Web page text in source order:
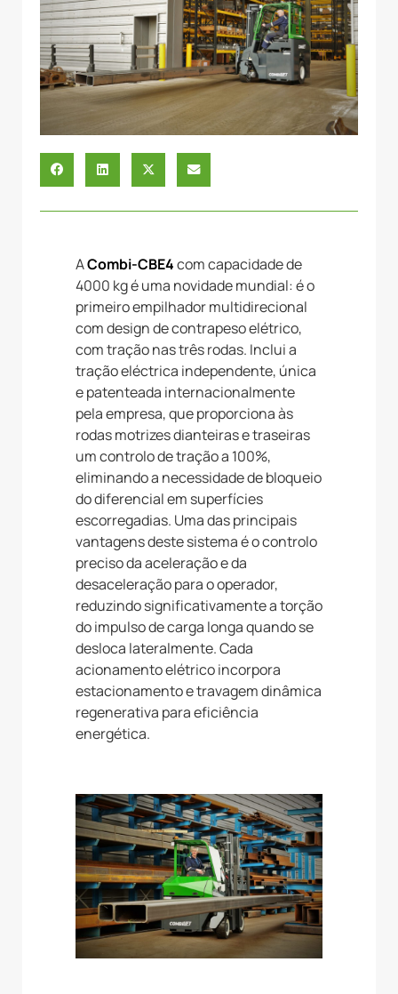
ACombi-CBE4com capacidade de
4000 kg é uma novidade mundial: é o
primeiro empilhador multidirecional
com design de contrapeso elétrico,
com tração nas três rodas. Inclui a
tração eléctrica independente, única
e patenteada internacionalmente
pela empresa, que proporciona às
rodas motrizes dianteiras e traseiras
um controlo de tração a 100%,
eliminando a necessidade de bloqueio
do diferencial em superfícies
escorregadias. Uma das principais
vantagens deste sistema é o controlo
preciso da aceleração e da
desaceleração para o operador,
reduzindo significativamente a torção
do impulso de carga longa quando se
desloca lateralmente. Cada
acionamento elétrico incorpora
estacionamento e travagem dinâmica
regenerativa para eficiência
energética.